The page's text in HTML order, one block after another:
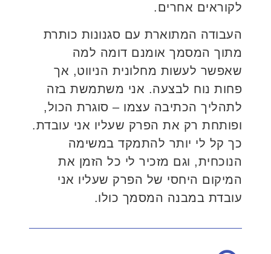
לקוראים אחרים.
העבודה המתוארת עם סגנונות כותרת
מתוך המסמך אומנם דומה למה
שאפשר לעשות מחלונית הניווט, אך
פחות נוח לבצעה. אני משתמשת בזה
לתהליך הכתיבה עצמו – סוגרת הכול,
ופותחת רק את הפרק שעליו אני עובדת.
כך קל לי יותר להתמקד במשימה
הנוכחית, וגם מזכיר לי כל הזמן את
המיקום היחסי של הפרק שעליו אני
עובדת במבנה המסמך כולו.